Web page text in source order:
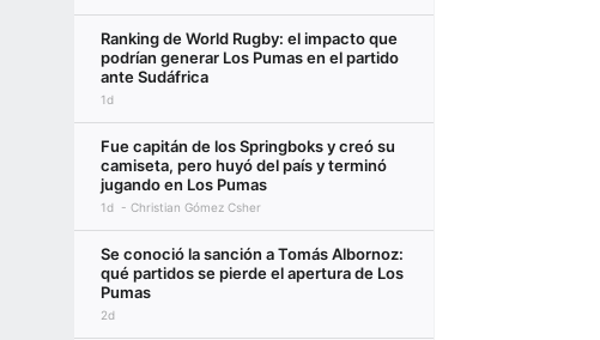
Ranking de World Rugby: el impacto que
podrían generar Los Pumas en el partido
ante Sudáfrica
1d
Fue capitán de los Springboks y creó su
camiseta, pero huyó del país y terminó
jugando en Los Pumas
1d Christian Gómez Csher
Se conoció la sanción a Tomás Albornoz:
qué partidos se pierde el apertura de Los
Pumas
2d